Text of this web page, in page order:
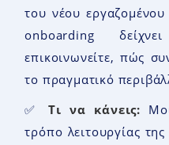
του νέου
onboarding
επικοινωνείτε, πώς
το πραγματικό
✅Τι να κάνεις:
τρόπο λειτουργίας